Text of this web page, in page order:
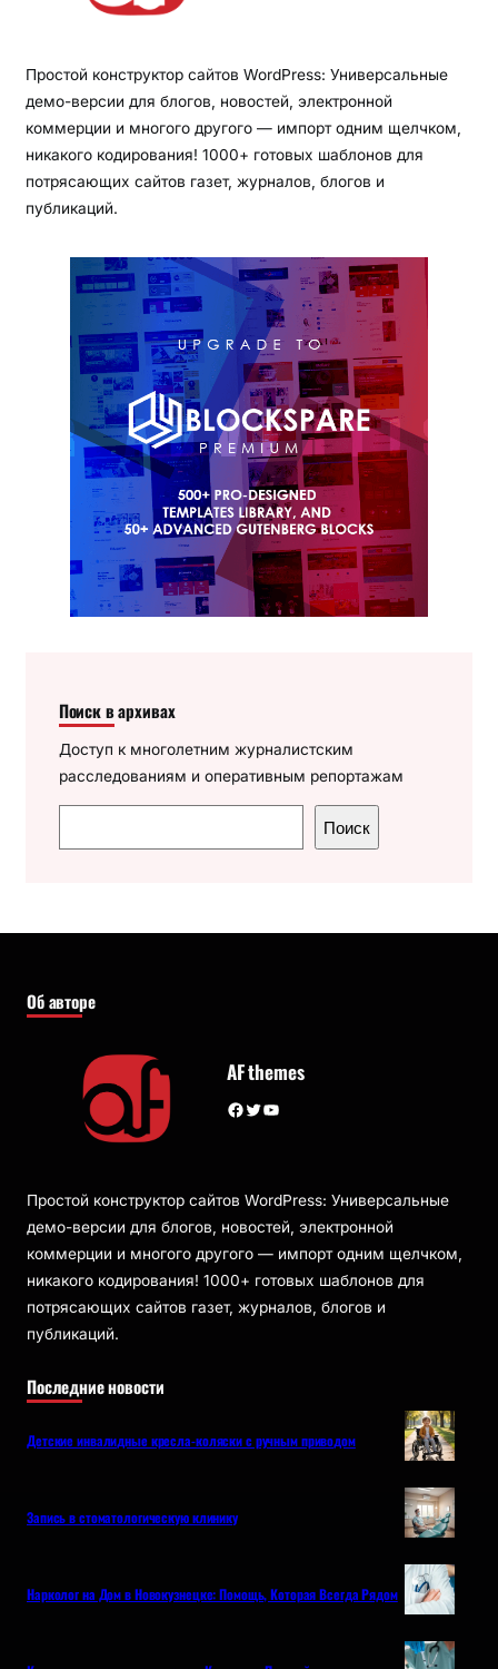
Простой конструктор сайтов WordPress: Универсальные
демо-версии для блогов, новостей, электронной
коммерции и многого другого — импорт одним щелчком,
никакого кодирования! 1000+ готовых шаблонов для
потрясающих сайтов газет, журналов, блогов и
публикаций.
Поиск в архивах
Доступ к многолетним журналистским
расследованиям и оперативным репортажам
о
к
Поиск
Об авторе
AF themes
Facebook Twitter YouTube
Простой конструктор сайтов WordPress: Универсальные
демо-версии для блогов, новостей, электронной
коммерции и многого другого — импорт одним щелчком,
никакого кодирования! 1000+ готовых шаблонов для
потрясающих сайтов газет, журналов, блогов и
публикаций.
Последние новости
Детские инвалидные кресла-коляски с ручным приводом
Запись в стоматологическую клинику
Нарколог на Дом в Новокузнецке: Помощь, Которая Всегда Рядом